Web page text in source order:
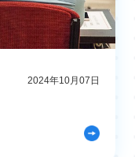
2024年10月07日